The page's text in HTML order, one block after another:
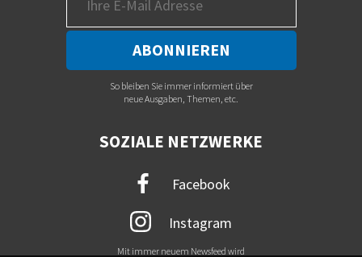
So bleiben Sie immer informiert über
neue Ausgaben, Themen, etc.
SOZIALE NETZWERKE
Facebook
Instagram
Mit immer neuem Newsfeed wird